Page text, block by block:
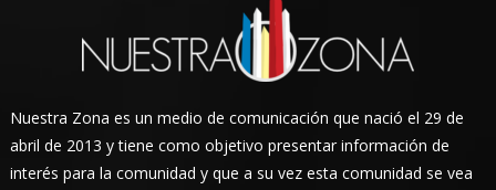
Nuestra Zona es un medio de comunicación que nació el 29 de
abril de 2013 y tiene como objetivo presentar información de
interés para la comunidad y que a su vez esta comunidad se vea